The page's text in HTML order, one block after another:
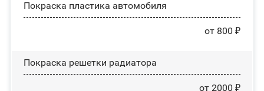
Покраска пластика автомобиля
от 800 ₽
Покраска решетки радиатора
от 2000 ₽